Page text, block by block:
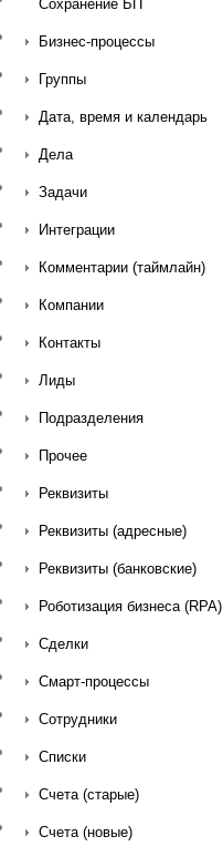
Сохранение БП
Бизнес-процессы
Группы
Дата, время и календарь
Дела
Задачи
Интеграции
Комментарии (таймлайн)
Компании
Контакты
Лиды
Подразделения
Прочее
Реквизиты
Реквизиты (адресные)
Реквизиты (банковские)
Роботизация бизнеса (RPA)
Сделки
Смарт-процессы
Сотрудники
Списки
Счета (старые)
Счета (новые)